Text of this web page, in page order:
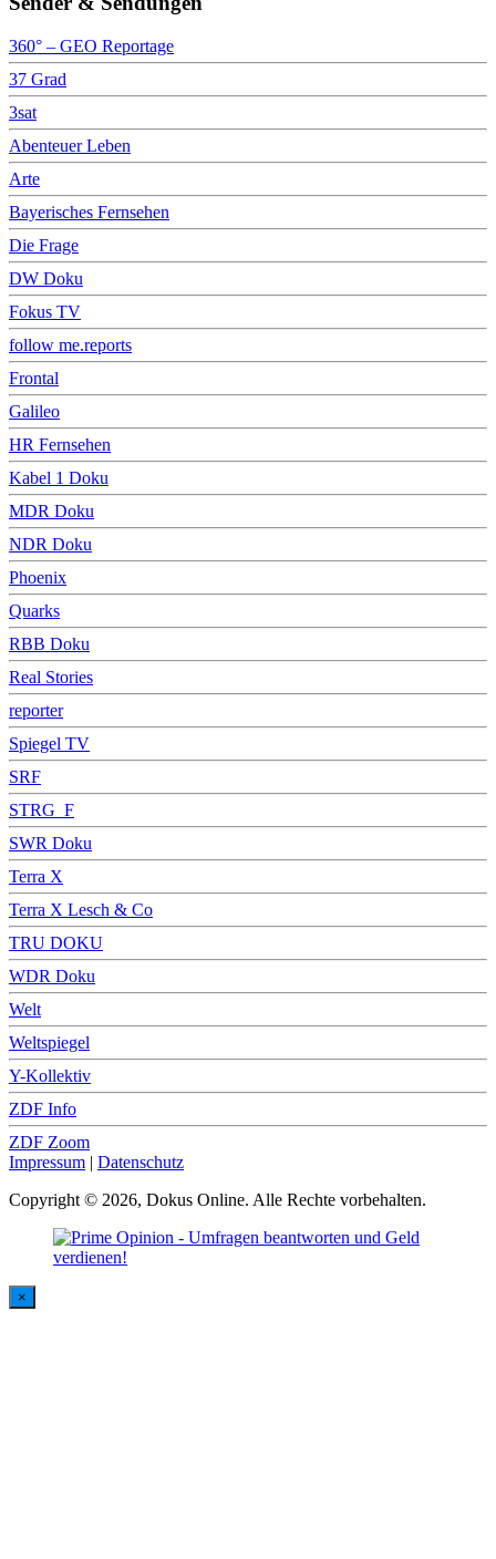
360° – GEO Reportage
37 Grad
3sat
Abenteuer Leben
Arte
Bayerisches Fernsehen
Die Frage
DW Doku
Fokus TV
follow me.reports
Frontal
Galileo
HR Fernsehen
Kabel 1 Doku
MDR Doku
NDR Doku
Phoenix
Quarks
RBB Doku
Real Stories
reporter
Spiegel TV
SRF
STRG_F
SWR Doku
Terra X
Terra X Lesch & Co
TRU DOKU
WDR Doku
Welt
Weltspiegel
Y-Kollektiv
ZDF Info
ZDF Zoom
Impressum | Datenschutz
Copyright © 2026, Dokus Online. Alle Rechte vorbehalten.
×